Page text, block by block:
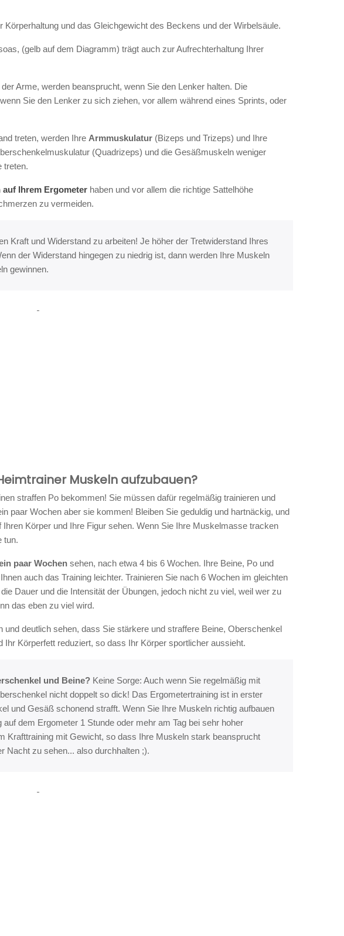
Körperhaltung und das Gleichgewicht des Beckens und der Wirbelsäule.
(gelb auf dem Diagramm) trägt auch zur Aufrechterhaltung Ihrer
Arme, werden beansprucht, wenn Sie den Lenker halten. Die
Sie den Lenker zu sich ziehen, vor allem während eines Sprints, oder
treten, werden Ihre Armmuskulatur (Bizeps und Trizeps) und Ihre
(Quadrizeps) und die Gesäßmuskeln weniger
treten.
Ihrem Ergometer haben und vor allem die richtige Sattelhöhe
zu vermeiden.
Kraft und Widerstand zu arbeiten! Je höher der Tretwiderstand Ihres
der Widerstand hingegen zu niedrig ist, dann werden Ihre Muskeln
gewinnen.
Muskeln aufzubauen?
straffen Po bekommen! Sie müssen dafür regelmäßig trainieren und
paar Wochen aber sie kommen! Bleiben Sie geduldig und hartnäckig, und
Körper und Ihre Figur sehen. Wenn Sie Ihre Muskelmasse tracken
tun.
paar Wochen sehen, nach etwa 4 bis 6 Wochen. Ihre Beine, Po und
auch das Training leichter. Trainieren Sie nach 6 Wochen im gleichten
Dauer und die Intensität der Übungen, jedoch nicht zu viel, weil wer zu
das eben zu viel wird.
deutlich sehen, dass Sie stärkere und straffere Beine, Oberschenkel
Körperfett reduziert, so dass Ihr Körper sportlicher aussieht.
und Beine? Keine Sorge: Auch wenn Sie regelmäßig mit
nicht doppelt so dick! Das Ergometertraining ist in erster
und Gesäß schonend strafft. Wenn Sie Ihre Muskeln richtig aufbauen
dem Ergometer 1 Stunde oder mehr am Tag bei sehr hoher
Krafttraining mit Gewicht, so dass Ihre Muskeln stark beansprucht
Nacht zu sehen... also durchhalten ;).